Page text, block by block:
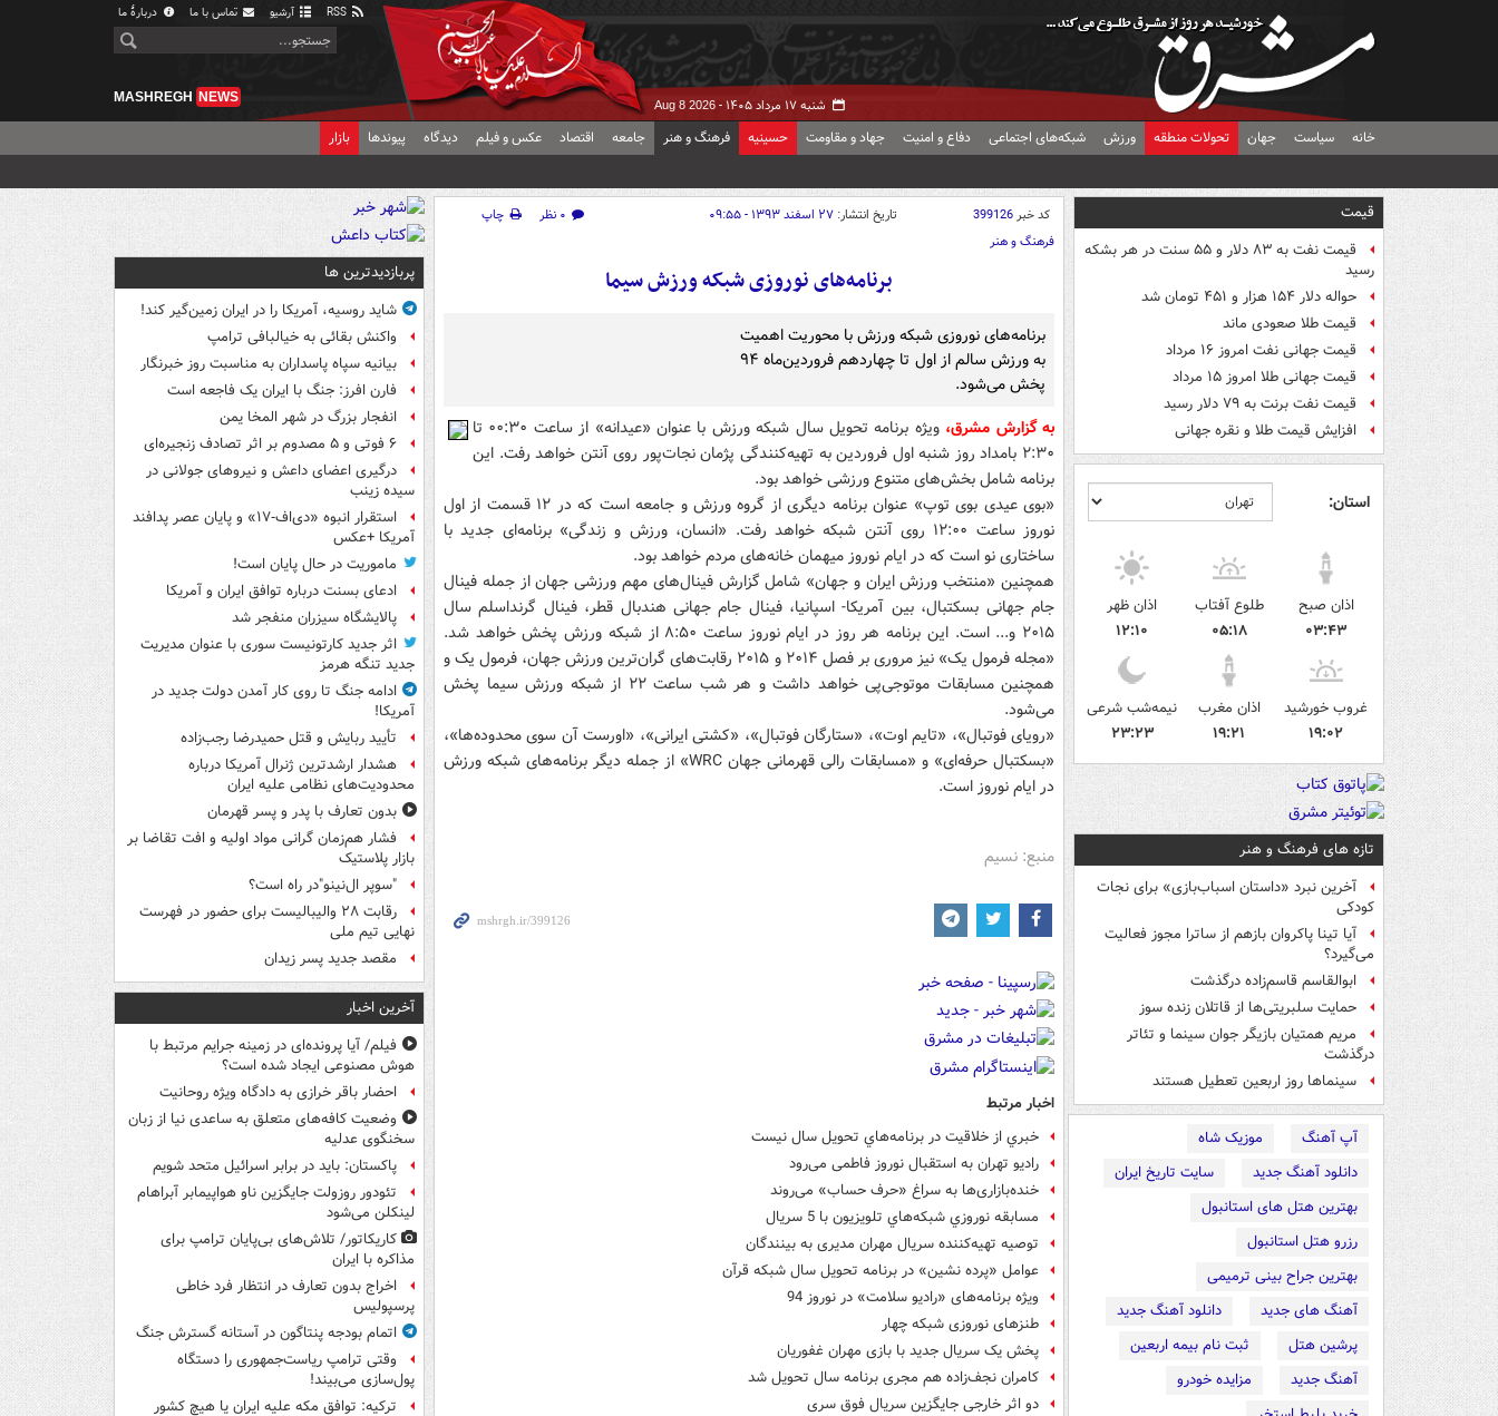
آرشیو تماس با ما دربارهٔ ما
شنبه ۱۷ مرداد ۱۴۰۵ - Aug 8 2026
MASHREGH NEWS
خانه سیاست جهان تحولات منطقه ورزش شبکه‌های اجتماعی دفاع و امنیت جهاد و مقاومت حسینیه فرهنگ و هنر جامعه اقتصاد عکس و فیلم دیدگاه پیوندها بازار
قیمت
قیمت نفت به ۸۳ دلار و ۵۵ سنت در هر بشکه
رسید
حواله دلار ۱۵۴ هزار و ۴۵۱ تومان شد
قیمت طلا صعودی ماند
قیمت جهانی نفت امروز ۱۶ مرداد
قیمت جهانی طلا امروز ۱۵ مرداد
قیمت نفت برنت به ۷۹ دلار رسید
افزایش قیمت طلا و نقره جهانی
استان:
اذان صبح
۰۳:۴۳
طلوع آفتاب
۰۵:۱۸
اذان ظهر
۱۲:۱۰
غروب خورشید
۱۹:۰۲
اذان مغرب
۱۹:۲۱
نیمه‌شب شرعی
۲۳:۲۳
تازه های فرهنگ و هنر
آخرین نبرد «داستان اسباب‌بازی» برای نجات
کودکی
آیا تینا پاکروان بازهم از ساترا مجوز فعالیت
می‌گیرد؟
ابوالقاسم قاسم‌زاده درگذشت
حمایت سلبریتی‌ها از قاتلان زنده سوز
مریم همتیان بازیگر جوان سینما و تئاتر
درگذشت
سینماها روز اربعین تعطیل هستند
آپ آهنگ
موزیک شاه
دانلود آهنگ جدید
سایت تاریخ ایران
بهترین هتل های استانبول
رزرو هتل استانبول
بهترین جراح بینی ترمیمی
آهنگ های جدید
دانلود آهنگ جدید
پرشین هتل
ثبت نام بیمه اربعین
آهنگ جدید
مزایده خودرو
کد خبر399126 تاریخ انتشار: ۲۷ اسفند ۱۳۹۳ - ۰۹:۵۵ ۰ نظر
چاپ
فرهنگ و هنر
برنامه‌های نوروزی شبکه ورزش سیما
برنامه‌های نوروزی شبکه ورزش با محوریت اهمیت
به ورزش سالم از اول تا چهاردهم فروردین‌ماه ۹۴
پخش می‌شود.
به گزارش مشرق،
ویژه برنامه تحویل سال شبکه ورزش با عنوان «عیدانه» از ساعت ۰۰:۳۰ تا
۲:۳۰ بامداد روز شنبه اول فروردین به تهیه‌کنندگی پژمان نجات‌پور روی آنتن خواهد رفت. این
برنامه شامل بخش‌های متنوع ورزشی خواهد بود.
«بوی عیدی بوی توپ» عنوان برنامه دیگری از گروه ورزش و جامعه است که در ۱۲ قسمت از اول
نوروز ساعت ۱۲:۰۰ روی آنتن شبکه خواهد رفت. «انسان، ورزش و زندگی» برنامه‌ای جدید با
ساختاری نو است که در ایام نوروز میهمان خانه‌های مردم خواهد بود.
همچنین «منتخب ورزش ایران و جهان» شامل گزارش فینال‌های مهم ورزشی جهان از جمله فینال
جام جهانی بسکتبال، بین آمریکا- اسپانیا، فینال جام جهانی هندبال قطر، فینال گرنداسلم سال
۲۰۱۵ و... است. این برنامه هر روز در ایام نوروز ساعت ۸:۵۰ از شبکه ورزش پخش خواهد شد.
«مجله فرمول یک» نیز مروری بر فصل ۲۰۱۴ و ۲۰۱۵ رقابت‌های گران‌ترین ورزش جهان، فرمول یک و
همچنین مسابقات موتوجی‌پی خواهد داشت و هر شب ساعت ۲۲ از شبکه ورزش سیما پخش
می‌شود.
«رویای فوتبال»، «تایم اوت»، «ستارگان فوتبال»،‌ «کشتی ایرانی»، «اورست آن سوی محدوده‌ها»،
«بسکتبال حرفه‌ای» و «مسابقات رالی قهرمانی جهان WRC» از جمله دیگر برنامه‌های شبکه ورزش
در ایام نوروز است.
منبع: نسیم
اخبار مرتبط
خبري از خلاقيت در برنامه‌هاي تحويل سال نيست
رادیو تهران به استقبال نوروز فاطمی می‌رود
خنده‌بازاری‌ها به سراغ «حرف حساب» می‌روند
مسابقه نوروزي شبكه‌هاي تلويزيون با 5 سريال
توصیه‌ تهیه‌کننده‌ سریال مهران مدیری به بینندگان
عوامل «پرده نشین» در برنامه تحویل سال شبکه قرآن
ویژه برنامه‌های «رادیو سلامت» در نوروز 94
طنزهای نوروزی شبکه چهار
پخش یک سریال جدید با بازی مهران غفوریان
کامران نجف‌زاده هم مجری برنامه سال تحویل شد
دو اثر خارجی جایگزین سریال فوق سری
پربازدیدترین ها
شاید روسیه، آمریکا را در ایران زمین‌گیر کند!
واکنش بقائی به خیالبافی ترامپ
بیانیه سپاه پاسداران به مناسبت روز خبرنگار
فارن افرز: جنگ با ایران یک فاجعه است
انفجار بزرگ در شهر المخا یمن
۶ فوتی و ۵ مصدوم بر اثر تصادف زنجیره‌ای
درگیری اعضای داعش و نیروهای جولانی در
سیده زینب
استقرار انبوه «دی‌اف‑۱۷» و پایان عصر پدافند
آمریکا +عکس
ماموریت در حال پایان است!
ادعای بسنت درباره توافق ایران و آمریکا
پالایشگاه سیزران منفجر شد
اثر جدید کارتونیست سوری با عنوان مدیریت
جدید تنگه هرمز
ادامه جنگ تا روی کار آمدن دولت جدید در
آمریکا!
تأیید ربایش و قتل حمیدرضا رجب‌زاده
هشدار ارشدترین ژنرال آمریکا درباره
محدودیت‌های نظامی علیه ایران
بدون تعارف با پدر و پسر قهرمان
فشار هم‌زمان گرانی مواد اولیه و افت تقاضا بر
بازار پلاستیک
"سوپر ال‌نینو"در راه است؟
رقابت ۲۸ والیبالیست برای حضور در فهرست
نهایی تیم ملی
مقصد جدید پسر زیدان
آخرین اخبار
فیلم/ آیا پرونده‌ای در زمینه جرایم مرتبط با
هوش مصنوعی ایجاد شده است؟
احضار باقر خرازی به دادگاه ویژه روحانیت
وضعیت کافه‌های متعلق به ساعدی نیا از زبان
سخنگوی عدلیه
پاکستان: باید در برابر اسرائیل متحد شویم
تئودور روزولت جایگزین ناو هواپیمابر آبراهام
لینکلن می‌شود
کاریکاتور/ تلاش‌های بی‌پایان ترامپ برای
مذاکره با ایران
اخراج بدون تعارف در انتظار فرد خاطی
پرسپولیس
اتمام بودجه پنتاگون در آستانه گسترش جنگ
وقتی ترامپ ریاست‌جمهوری را دستگاه
پول‌سازی می‌بیند!
ترکیه: توافق مکه علیه ایران یا هیچ کشور